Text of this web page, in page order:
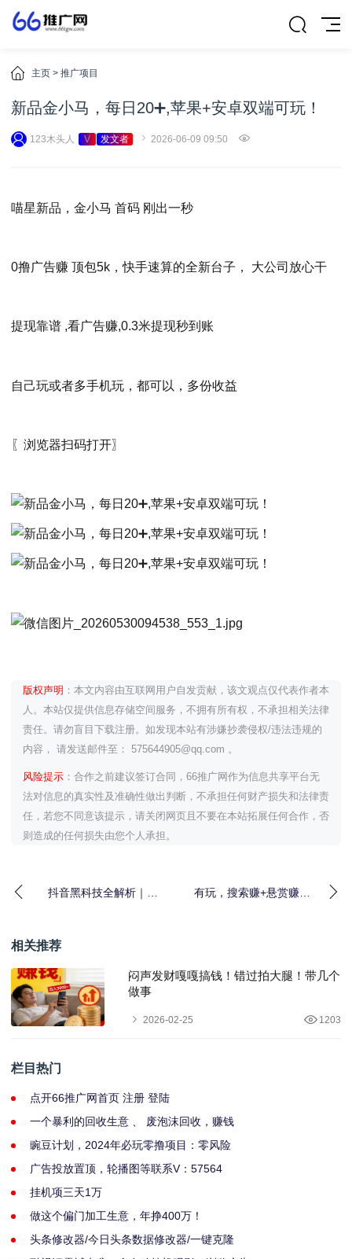
主页 > 推广项目
新品金小马，每日20➕,苹果+安卓双端可玩！
123木头人 V 发文者 2026-06-09 09:50
喵星新品，金小马 首码 刚出一秒
0撸广告赚 顶包5k，快手速算的全新台子， 大公司放心干
提现靠谱 ,看广告赚,0.3米提现秒到账
自己玩或者多手机玩，都可以，多份收益
〖浏览器扫码打开〗
版权声明 ：本文内容由互联网用户自发贡献，该文观点仅代表作者本
人。本站仅提供信息存储空间服务，不拥有所有权，不承担相关法律
责任。请勿盲目下载注册。如发现本站有涉嫌抄袭侵权/违法违规的
内容， 请发送邮件至： 575644905@qq.com 。
风险提示 ：合作之前建议签订合同，66推广网作为信息共享平台无
法对信息的真实性及准确性做出判断，不承担任何财产损失和法律责
任，若您不同意该提示，请关闭网页且不要在本站拓展任何合作，否
则造成的任何损失由您个人承担。
抖音黑科技全解析｜直
有玩，搜索赚+悬赏赚，
相关推荐
闷声发财嘎嘎搞钱！错过拍大腿！带几个
做事
2026-02-25 1203
栏目热门
点开66推广网首页 注册 登陆
一个暴利的回收生意 、 废泡沫回收，赚钱
豌豆计划，2024年必玩零撸项目：零风险
广告投放置顶，轮播图等联系V：57564
挂机项三天1万
做这个偏门加工生意，年挣400万！
头条修改器/今日头条数据修改器/一键克隆